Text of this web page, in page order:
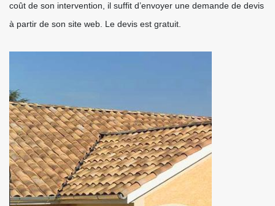
coût de son intervention, il suffit d’envoyer une demande de devis
à partir de son site web. Le devis est gratuit.